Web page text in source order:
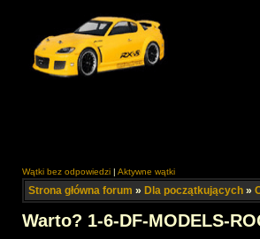
Wątki bez odpowiedzi | Aktywne wątki
Strona główna forum » Dla początkujących »
Warto? 1-6-DF-MODELS-